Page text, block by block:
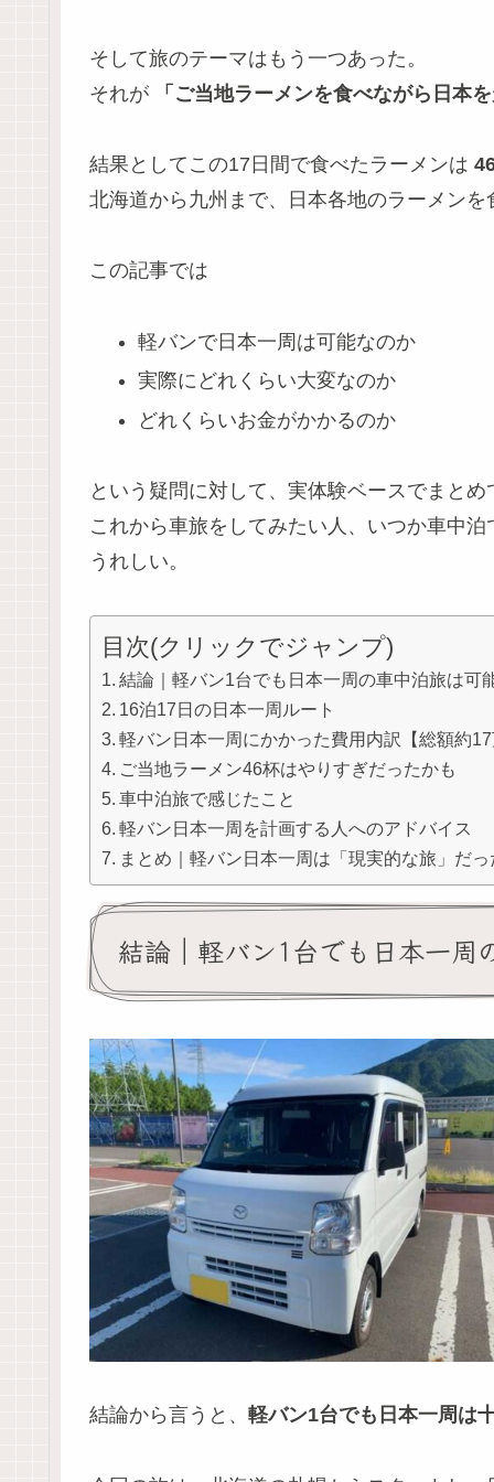
そして旅のテーマはもう一つあった。
それが
「ご当地ラーメンを食べながら日本
結果としてこの17日間で食べたラーメンは
北海道から九州まで、日本各地のラーメン
この記事では
軽バンで日本一周は可能なのか
実際にどれくらい大変なのか
どれくらいお金がかかるのか
という疑問に対して、実体験ベースでまとめ
これから車旅をしてみたい人、いつか車中
うれしい。
目次(クリックでジャンプ)
結論｜軽バン1台でも日本一周の車中泊旅は可
16泊17日の日本一周ルート
軽バン日本一周にかかった費用内訳【総額約
ご当地ラーメン46杯はやりすぎだったかも
車中泊旅で感じたこと
軽バン日本一周を計画する人へのアドバイス
まとめ｜軽バン日本一周は「現実的な旅」だっ
結論｜軽バン1台でも日本一周
結論から言うと、 軽バン1台でも日本一周は